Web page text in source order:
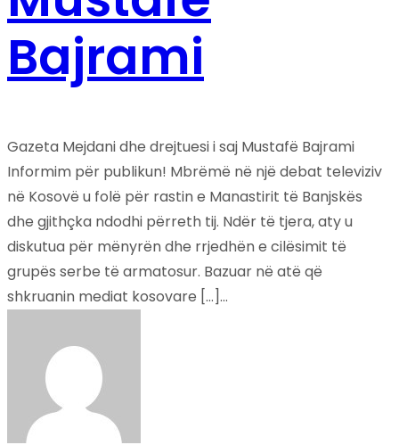
Bajrami
Gazeta Mejdani dhe drejtuesi i saj Mustafë Bajrami
Informim për publikun! Mbrëmë në një debat televiziv
në Kosovë u folë për rastin e Manastirit të Banjskës
dhe gjithçka ndodhi përreth tij. Ndër të tjera, aty u
diskutua për mënyrën dhe rrjedhën e cilësimit të
grupës serbe të armatosur. Bazuar në atë që
shkruanin mediat kosovare […]...